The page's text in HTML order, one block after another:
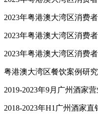
2023年粤港澳大湾区消费
2023年粤港澳大湾区消费
2023年粤港澳大湾区消费
粤港澳大湾区餐饮案例研究
2019-2023年9月广州酒家营
2018-2023年H1广州酒家直